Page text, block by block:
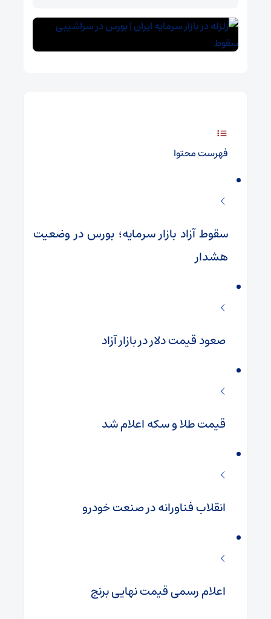
فهرست محتوا
سقوط آزاد بازار سرمایه؛ بورس در وضعیت
هشدار
صعود قیمت دلار در بازار آزاد
قیمت طلا و سکه اعلام شد
انقلاب فناورانه در صنعت خودرو
اعلام رسمی قیمت نهایی برنج